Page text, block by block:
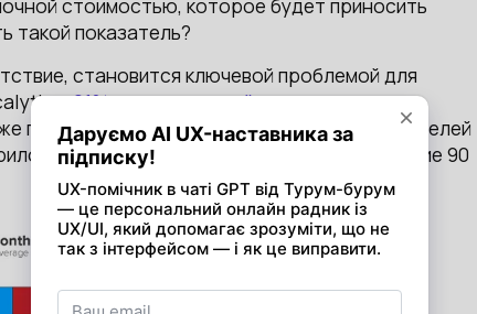
такой показатель?
становится ключевой проблемой для
21% пользователейотказываются от
по данным отчета об удержании пользователей
(во всех отраслях) уходят в течение 90